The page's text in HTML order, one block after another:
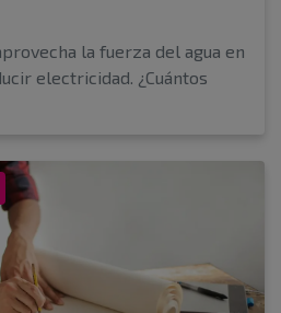
la fuerza del agua en
electricidad. ¿Cuántos